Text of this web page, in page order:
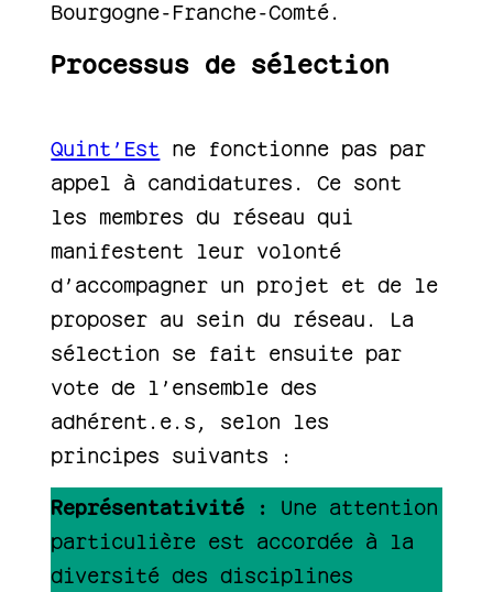
Bourgogne-Franche-Comté.
Processus de sélection
Quint’Est ne fonctionne pas par
appel à candidatures. Ce sont
les membres du réseau qui
manifestent leur volonté
d’accompagner un projet et de le
proposer au sein du réseau. La
sélection se fait ensuite par
vote de l’ensemble des
adhérent.e.s, selon les
principes suivants :
Représentativité : Une attention
particulière est accordée à la
diversité des disciplines